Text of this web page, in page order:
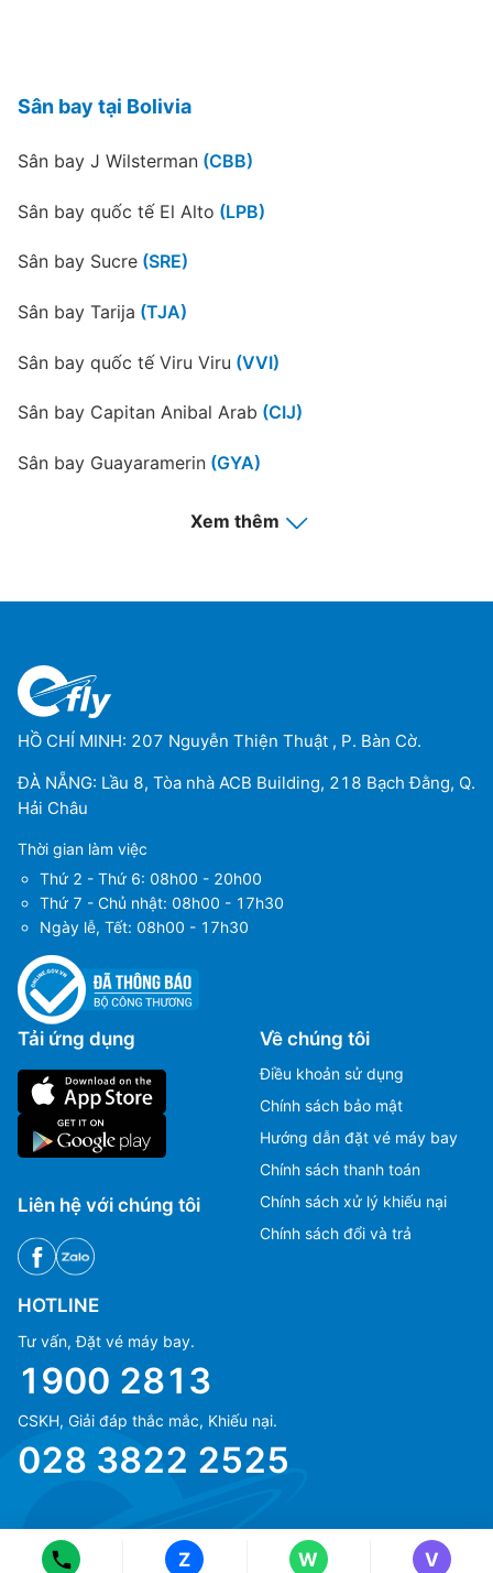
Sân bay tại Bolivia
Sân bay J Wilsterman (CBB)
Sân bay quốc tế El Alto (LPB)
Sân bay Sucre (SRE)
Sân bay Tarija (TJA)
Sân bay quốc tế Viru Viru (VVI)
Sân bay Capitan Anibal Arab (CIJ)
Sân bay Guayaramerin (GYA)
Sân bay Juan Mendoza (ORU)
Sân bay Uyuni
Sân bay Yacuiba
Xem thêm
HỒ CHÍ MINH: 207 Nguyễn Thiện Thuật , P. Bàn Cờ.
ĐÀ NẴNG: Lầu 8, Tòa nhà ACB Building, 218 Bạch Đằng, Q.
Hải Châu
Thời gian làm việc
Thứ 2 - Thứ 6: 08h00 - 20h00
Thứ 7 - Chủ nhật: 08h00 - 17h30
Ngày lễ, Tết: 08h00 - 17h30
Tải ứng dụng
Liên hệ với chúng tôi
Về chúng tôi
Điều khoản sử dụng
Chính sách bảo mật
Hướng dẫn đặt vé máy bay
Chính sách thanh toán
Chính sách xử lý khiếu nại
Chính sách đổi và trả
HOTLINE
Tư vấn, Đặt vé máy bay.
1900 2813
CSKH, Giải đáp thắc mắc, Khiếu nại.
028 3822 2525
Z W
(+84) 70 854 1213
V